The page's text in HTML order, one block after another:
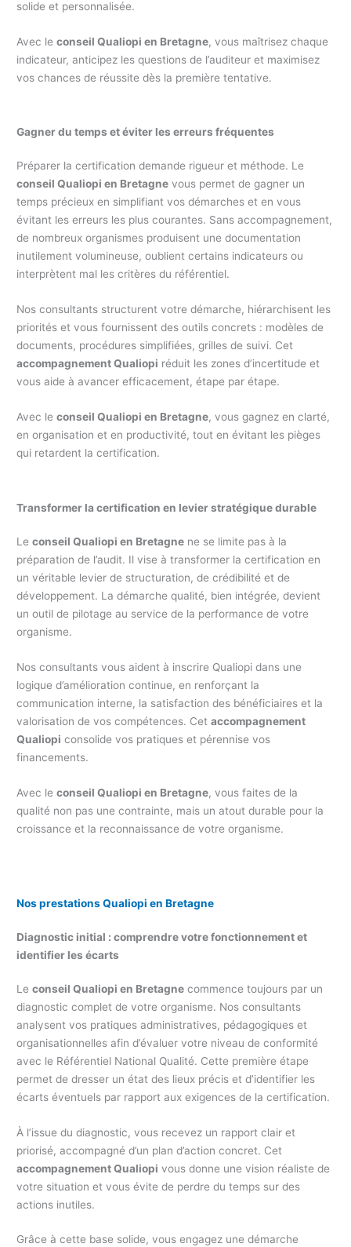
solide et personnalisée.
Avec leconseil Qualiopi en Bretagne, vous maîtrisez chaque
indicateur, anticipez les questions de l’auditeur et maximisez
vos chances de réussite dès la première tentative.
Gagner du temps et éviter les erreurs fréquentes
Préparer la certification demande rigueur et méthode. Le
conseil Qualiopi en Bretagne vous permet de gagner un
temps précieux en simplifiant vos démarches et en vous
évitant les erreurs les plus courantes. Sans accompagnement,
de nombreux organismes produisent une documentation
inutilement volumineuse, oublient certains indicateurs ou
interprètent mal les critères du référentiel.
Nos consultants structurent votre démarche, hiérarchisent les
priorités et vous fournissent des outils concrets : modèles de
documents, procédures simplifiées, grilles de suivi. Cet
accompagnement Qualiopi réduit les zones d’incertitude et
vous aide à avancer efficacement, étape par étape.
Avec leconseil Qualiopi en Bretagne, vous gagnez en clarté,
en organisation et en productivité, tout en évitant les pièges
qui retardent la certification.
Transformer la certification en levier stratégique durable
Leconseil Qualiopi en Bretagne ne se limite pas à la
préparation de l’audit. Il vise à transformer la certification en
un véritable levier de structuration, de crédibilité et de
développement. La démarche qualité, bien intégrée, devient
un outil de pilotage au service de la performance de votre
organisme.
Nos consultants vous aident à inscrire Qualiopi dans une
logique d’amélioration continue, en renforçant la
communication interne, la satisfaction des bénéficiaires et la
valorisation de vos compétences. Cetaccompagnement
Qualiopi consolide vos pratiques et pérennise vos
financements.
Avec leconseil Qualiopi en Bretagne, vous faites de la
qualité non pas une contrainte, mais un atout durable pour la
croissance et la reconnaissance de votre organisme.
Nos prestations Qualiopi en Bretagne
Diagnostic initial : comprendre votre fonctionnement et
identifier les écarts
Leconseil Qualiopi en Bretagne commence toujours par un
diagnostic complet de votre organisme. Nos consultants
analysent vos pratiques administratives, pédagogiques et
organisationnelles afin d’évaluer votre niveau de conformité
avec le Référentiel National Qualité. Cette première étape
permet de dresser un état des lieux précis et d’identifier les
écarts éventuels par rapport aux exigences de la certification.
À l’issue du diagnostic, vous recevez un rapport clair et
priorisé, accompagné d’un plan d’action concret. Cet
accompagnement Qualiopi vous donne une vision réaliste de
votre situation et vous évite de perdre du temps sur des
actions inutiles.
Grâce à cette base solide, vous engagez une démarche